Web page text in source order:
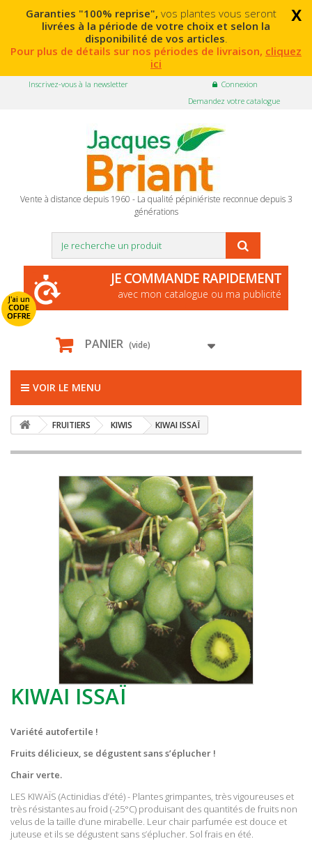
x
Garanties "100% reprise", vos plantes vous seront
livrées à la période de votre choix et selon la
disponibilité de vos articles.
Pour plus de détails sur nos périodes de livraison, cliquez
ici
Connexion
Inscrivez-vous à la newsletter
Demandez votre catalogue
Vente à distance depuis 1960 - La qualité pépiniériste reconnue depuis 3
générations
J'ai un
CODE
OFFRE
JE COMMANDE RAPIDEMENT
avec mon catalogue ou ma publicité
PANIER (vide)
VOIR LE MENU
FRUITIERS KIWIS KIWAI ISSAÏ
KIWAI ISSAÏ
Variété autofertile !
Fruits délicieux, se dégustent sans s’éplucher !
Chair verte.
LES KIWAÏS (Actinidias d’été) - Plantes grimpantes, très vigoureuses et
très résistantes au froid (-25°C) produisant des quantités de fruits non
velus de la taille d’une mirabelle. Leur chair parfumée est douce et
juteuse et ils se dégustent sans s’éplucher. Sol frais en été.